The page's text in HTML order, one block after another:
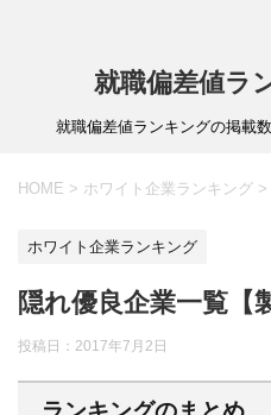
就職偏差値ラ
就職偏差値ランキングの掲載
HOME > ホワイト企業ランキング >
ホワイト企業ランキング
隠れ優良企業一覧【
投稿日： 2017年7月2日